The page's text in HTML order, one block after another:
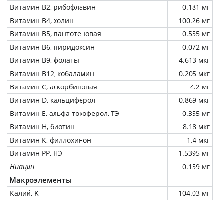
Витамин В2, рибофлавин
0.181 мг
Витамин В4, холин
100.26 мг
Витамин В5, пантотеновая
0.555 мг
Витамин В6, пиридоксин
0.072 мг
Витамин В9, фолаты
4.613 мкг
Витамин В12, кобаламин
0.205 мкг
Витамин C, аскорбиновая
4.2 мг
Витамин D, кальциферол
0.869 мкг
Витамин Е, альфа токоферол, ТЭ
0.355 мг
Витамин Н, биотин
8.18 мкг
Витамин К, филлохинон
1.4 мкг
Витамин РР, НЭ
1.5395 мг
Ниацин
0.159 мг
Макроэлементы
Калий, K
104.03 мг